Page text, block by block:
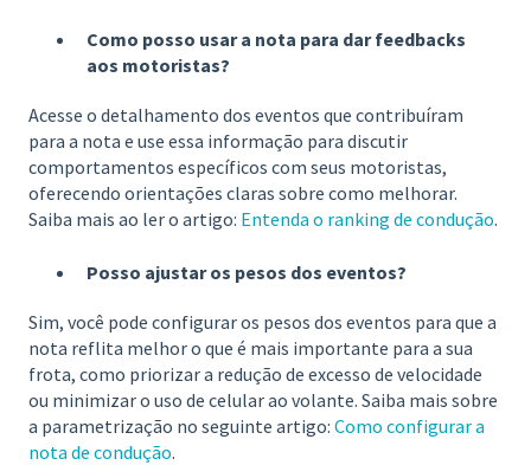
Como posso usar a nota para dar feedbacks
aos motoristas?
Acesse o detalhamento dos eventos que contribuíram
para a nota e use essa informação para discutir
comportamentos específicos com seus motoristas,
oferecendo orientações claras sobre como melhorar.
Saiba mais ao ler o artigo: Entenda o ranking de condução.
Posso ajustar os pesos dos eventos?
Sim, você pode configurar os pesos dos eventos para que a
nota reflita melhor o que é mais importante para a sua
frota, como priorizar a redução de excesso de velocidade
ou minimizar o uso de celular ao volante. Saiba mais sobre
a parametrização no seguinte artigo: Como configurar a
nota de condução.